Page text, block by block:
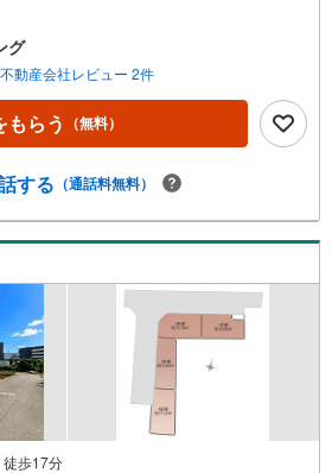
ただける点です。さらに、西側約4.3m公
道に接する角地で、開放感も感じやすい
用地として幅広い用途を見据えてご検討
地です。【見どころ】・東急田園都市線
1分・建築条件なし・南西角地【周辺環境】
、コンビニ、ベーカリーなど様々利用可能
ローン/住替えも同時相談可能です（お子様
始を除く）上記時間はお電話が繋がりやす
。ぜひお気軽にご連絡下さい！現地を見
室内・現地を見学する（無料）」ボタン
時をご記入いただけますとスムーズにご案
グ
不動産会社レビュー 2件
もらう （無料）
する （通話料無料）
徒歩17分